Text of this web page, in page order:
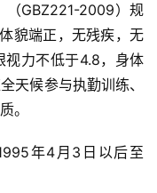
（GBZ221-2009）规
貌端正，无残疾，无
视力不低于4.8，身体
天候参与执勤训练、
。
年4月3日以后至